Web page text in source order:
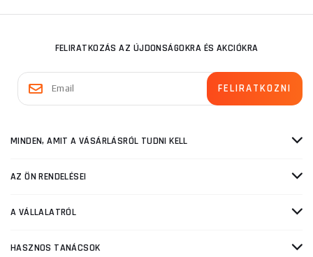
FELIRATKOZÁS AZ ÚJDONSÁGOKRA ÉS AKCIÓKRA
MINDEN, AMIT A VÁSÁRLÁSRÓL TUDNI KELL
AZ ÖN RENDELÉSEI
A VÁLLALATRÓL
HASZNOS TANÁCSOK